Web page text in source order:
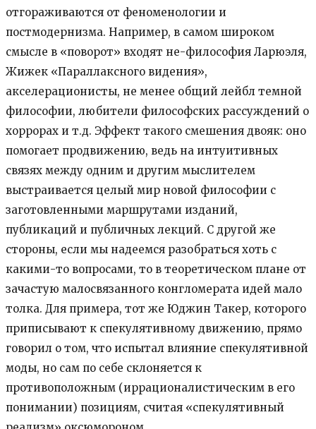
отгораживаются от феноменологии и
постмодернизма. Например, в самом широком
смысле в «поворот» входят не-философия Ларюэля,
Жижек «Параллаксного видения»,
акселерационисты, не менее общий лейбл темной
философии, любители философских рассуждений о
хоррорах и т.д. Эффект такого смешения двояк: оно
помогает продвижению, ведь на интуитивных
связях между одним и другим мыслителем
выстраивается целый мир новой философии с
заготовленными маршрутами изданий,
публикаций и публичных лекций. С другой же
стороны, если мы надеемся разобраться хоть с
какими-то вопросами, то в теоретическом плане от
зачастую малосвязанного конгломерата идей мало
толка. Для примера, тот же Юджин Такер, которого
приписывают к спекулятивному движению, прямо
говорил о том, что испытал влияние спекулятивной
моды, но сам по себе склоняется к
противоположным (иррационалистическим в его
понимании) позициям, считая «спекулятивный